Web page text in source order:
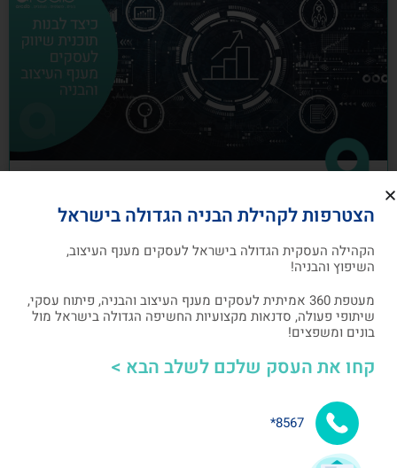
כיצד לבנות תוכנית שיווק לעסקים מענף
העיצוב והבניה
תוכנית שיווק הנה תוכנית כתובה, המהווה מפת דרכים
אלעד גרגיר - מייסד ומנכ"ל arcdb 05/07/2023
הצטרפות לקהילת הבניה הגדולה בישראל
הקהילה העסקית הגדולה בישראל לעסקים מענף העיצוב,
השיפוץ והבניה!
מעטפת 360 אמיתית לעסקים מענף העיצוב והבניה, פיתוח עסקי,
שיתופי פעולה, סדנאות מקצועיות החשיפה הגדולה בישראל מול
בונים ומשפצים!
קחו את העסק שלכם לשלב הבא >
8567*